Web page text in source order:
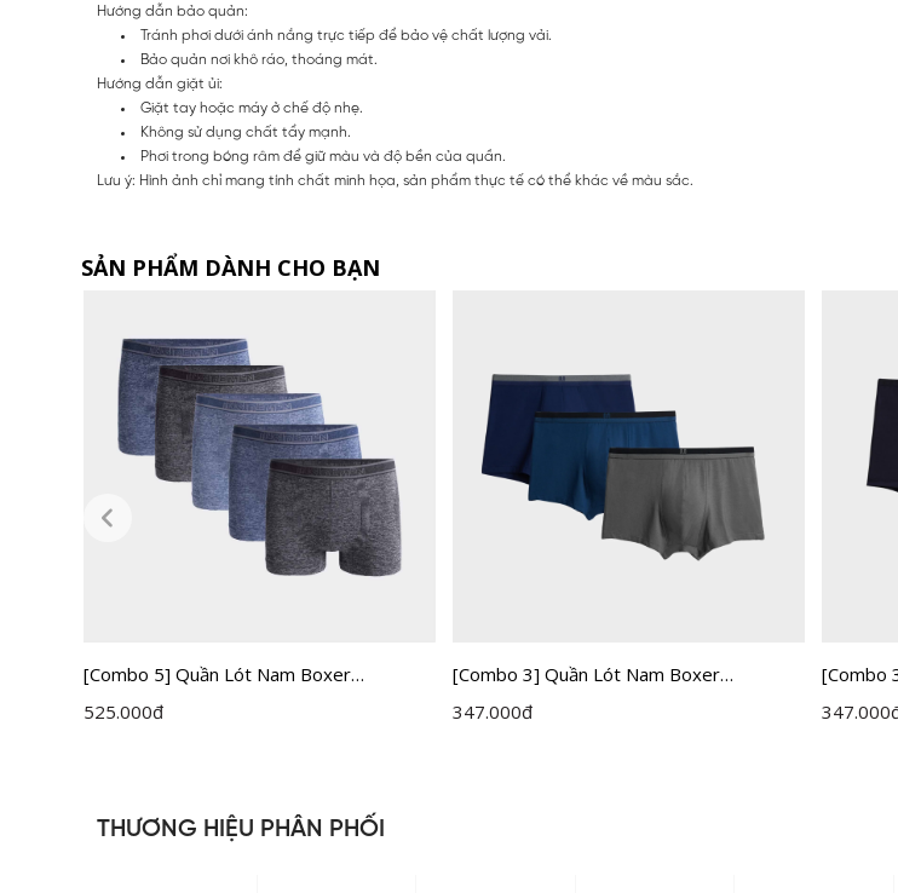
Hướng dẫn bảo quản:
Tránh phơi dưới ánh nắng trực tiếp để bảo vệ chất lượng vải.
Bảo quản nơi khô ráo, thoáng mát.
Hướng dẫn giặt ủi:
Giặt tay hoặc máy ở chế độ nhẹ.
Không sử dụng chất tẩy mạnh.
Phơi trong bóng râm để giữ màu và độ bền của quần.
Lưu ý: Hình ảnh chỉ mang tính chất minh họa, sản phẩm thực tế có thể khác về màu sắc.
SẢN PHẨM DÀNH CHO BẠN
[Combo 5] Quần Lót Nam Boxer
Insidemen IBX005EXP05
525.000đ
[Combo 3] Quần Lót Nam Boxer
Insidemen IBX001EXP03
347.000đ
[Combo
347.000
THƯƠNG HIỆU PHÂN PHỐI